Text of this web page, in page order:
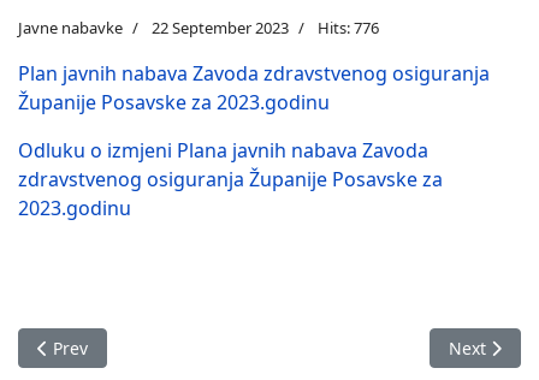
Javne nabavke 22 September 2023 Hits: 776
Plan javnih nabava Zavoda zdravstvenog osiguranja
Županije Posavske za 2023.godinu
Odluku o izmjeni Plana javnih nabava Zavoda
zdravstvenog osiguranja Županije Posavske za
2023.godinu
Previous article: OBAVIJEST O NABAVI
Prev Next
Next